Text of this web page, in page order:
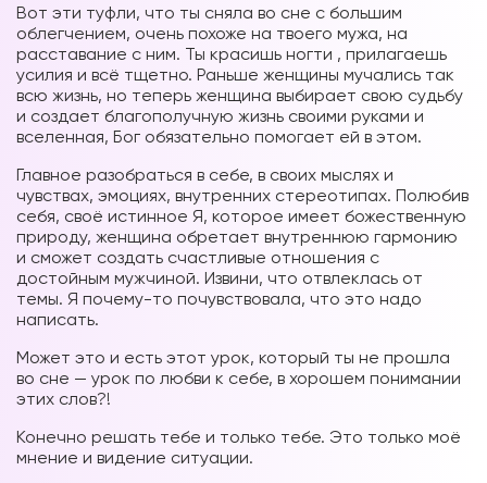
Вот эти туфли, что ты сняла во сне с большим
облегчением, очень похоже на твоего мужа, на
расставание с ним. Ты красишь ногти , прилагаешь
усилия и всё тщетно. Раньше женщины мучались так
всю жизнь, но теперь женщина выбирает свою судьбу
и создает благополучную жизнь своими руками и
вселенная, Бог обязательно помогает ей в этом.
Главное разобраться в себе, в своих мыслях и
чувствах, эмоциях, внутренних стереотипах. Полюбив
себя, своё истинное Я, которое имеет божественную
природу, женщина обретает внутреннюю гармонию
и сможет создать счастливые отношения с
достойным мужчиной. Извини, что отвлеклась от
темы. Я почему-то почувствовала, что это надо
написать.
Может это и есть этот урок, который ты не прошла
во сне — урок по любви к себе, в хорошем понимании
этих слов?!
Конечно решать тебе и только тебе. Это только моё
мнение и видение ситуации.